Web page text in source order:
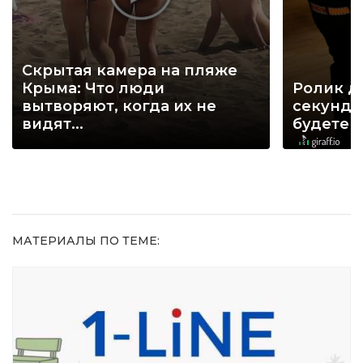
Скрытая камера на пляже
Крыма: Что люди
вытворяют, когда их не
видят...
Ролик
секунд,
будете
МАТЕРИАЛЫ ПО ТЕМЕ: